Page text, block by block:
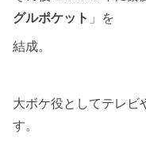
グルポケット 」を
結成。
大ボケ役としてテレビ
す。